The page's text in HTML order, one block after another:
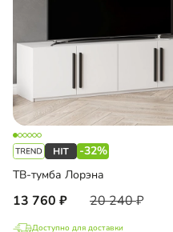
-32%
ТВ-тумба Лорэна
13 760 20 240
Доступно для доставки